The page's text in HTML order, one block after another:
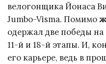
велогонщика Йонаса
Jumbo-Visma. Помимо
одержал две победы
11-й и 18-й этапы. И,
его карьере, ведь в